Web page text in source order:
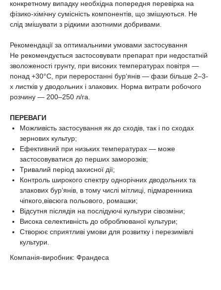
конкретному випадку необхідна попередня перевірка на
фізико-хімічну сумісність компонентів, що змішуються. Не
слід змішувати з рідкими азотними добривами.
Рекомендації за оптимальними умовами застосування
Не рекомендується застосовувати препарат при недостатній
зволоженості грунту, при високих температурах повітря —
понад +30°C, при переростанні бур‘янів — фази більше 2–3-
х листків у дводольних і злакових. Норма витрати робочого
розчину — 200–250 л/га.
ПЕРЕВАГИ
Можливість застосування як до сходів, так і по сходах
зернових культур;
Ефективний при низьких температурах — може
застосовуватися до перших заморозків;
Тривалий період захисної дії;
Контроль широкого спектру однорічних дводольних та
злакових бур‘янів, в тому числі мітлиці, підмаренника
чіпкого,вівсюга польового, ромашки;
Відсутня післядія на послідуючі культури сівозміни;
Висока селективність до оброблюваної культури;
Створює сприятливі умови для розвитку і перезимівлі
культури.
Компанія-виробник: Франдеса